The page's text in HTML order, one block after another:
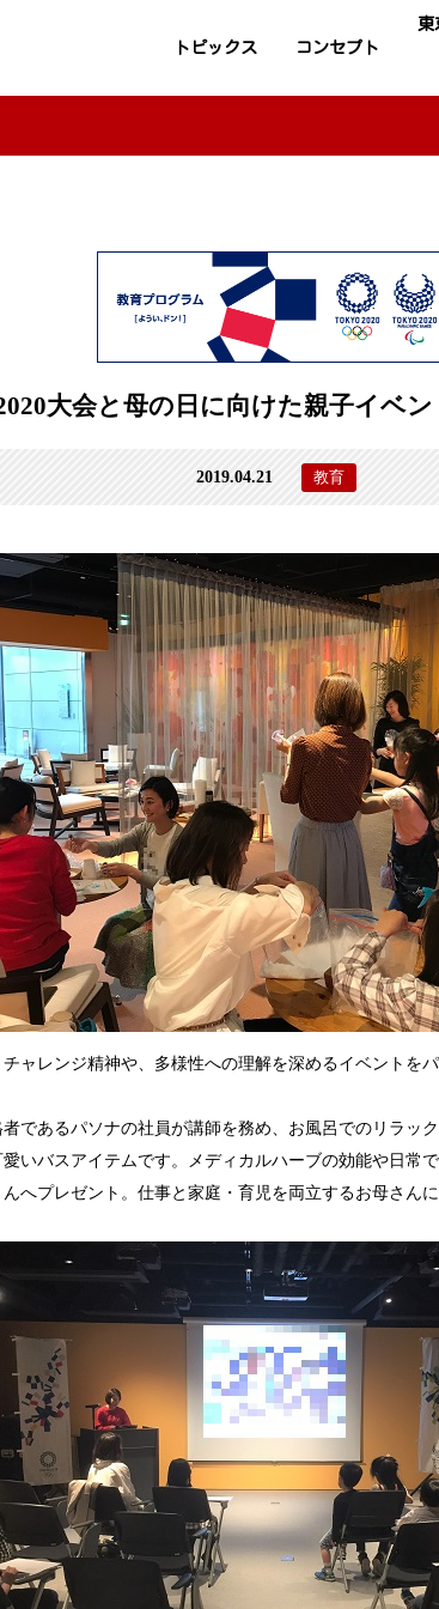
トピックス コンセプト
東
大会と母の日に向けた親子イベ
2019.04.21 教育
ャレンジ精神や、多様性への理解を深めるイベントを
であるパソナの社員が講師を務め、お風呂でのリラッ
いバスアイテムです。メディカルハーブの効能や日常
へプレゼント。仕事と家庭・育児を両立するお母さん